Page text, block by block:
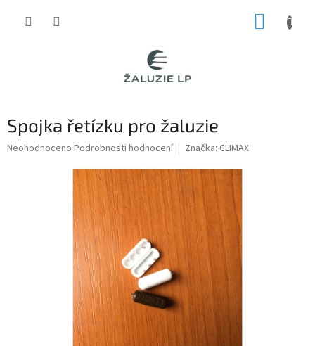
Spojka řetízku pro žaluzie
Průměrné
Neohodnoceno Podrobnosti hodnocení Značka: CLIMAX